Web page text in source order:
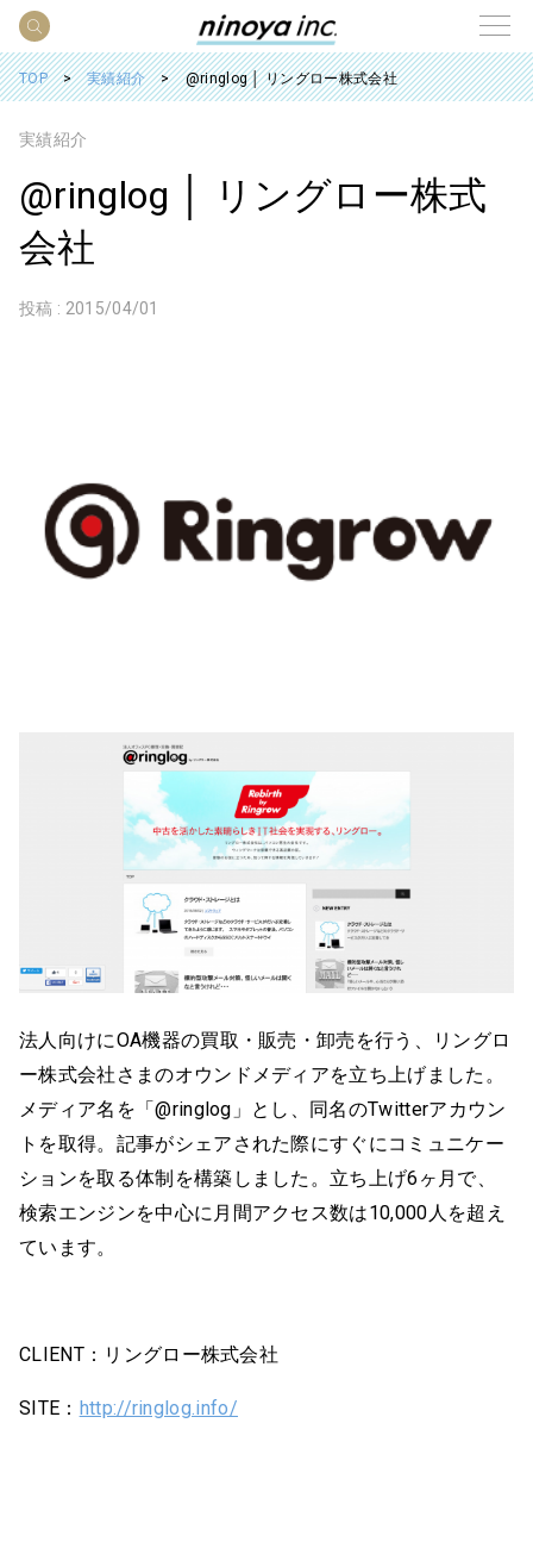
TOP 実績紹介 @ringlog │ リングロー株式会社
実績紹介
@ringlog │ リングロー株式
会社
投稿 : 2015/04/01
法人向けにOA機器の買取・販売・卸売を行う、リングロ
ー株式会社さまのオウンドメディアを立ち上げました。
メディア名を「@ringlog」とし、同名のTwitterアカウン
トを取得。記事がシェアされた際にすぐにコミュニケー
ションを取る体制を構築しました。立ち上げ6ヶ月で、
検索エンジンを中心に月間アクセス数は10,000人を超え
ています。
CLIENT：リングロー株式会社
SITE： http://ringlog.info/